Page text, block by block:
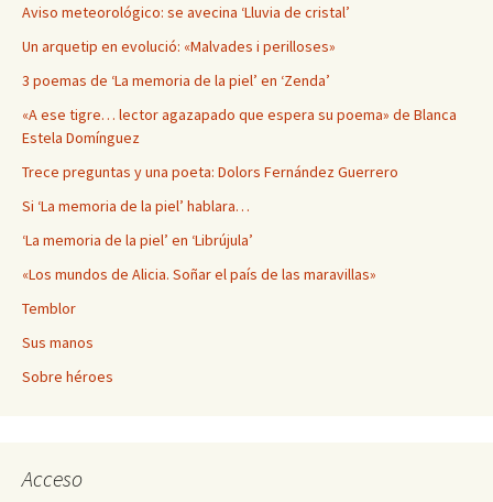
Aviso meteorológico: se avecina ‘Lluvia de cristal’
Un arquetip en evolució: «Malvades i perilloses»
3 poemas de ‘La memoria de la piel’ en ‘Zenda’
«A ese tigre… lector agazapado que espera su poema» de Blanca
Estela Domínguez
Trece preguntas y una poeta: Dolors Fernández Guerrero
Si ‘La memoria de la piel’ hablara…
‘La memoria de la piel’ en ‘Librújula’
«Los mundos de Alicia. Soñar el país de las maravillas»
Temblor
Sus manos
Sobre héroes
Acceso